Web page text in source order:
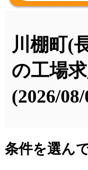
川棚町(
の工場
(2026/
条件を選ん